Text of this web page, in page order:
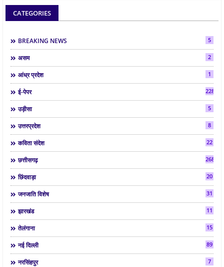
CATEGORIES
BREAKING NEWS 5
असम 2
आंध्र प्रदेश 1
ई-पेपर 2286
उड़ीसा 5
उत्तरप्रदेश 8
कविता संदेश 22
छत्तीसगढ़ 268
छिंदवाड़ा 20
जनजाति विशेष 31
झारखंड 11
तेलंगाना 15
नई दिल्ली 89
नरसिंहपुर 7